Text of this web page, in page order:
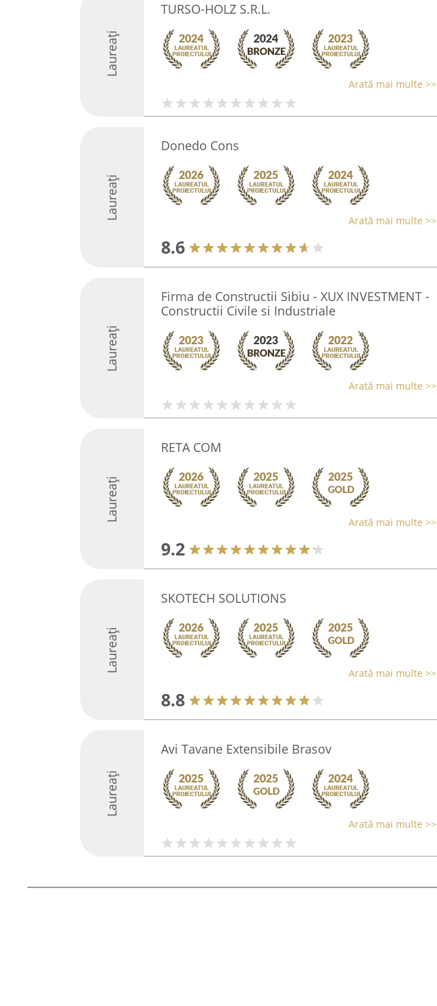
Laureați
TURSO-HOLZ S.R.L.
Arată mai multe >>
Laureați
Donedo Cons
Arată mai multe >>
8.6
Laureați
Firma de Constructii Sibiu - XUX INVESTMENT -
Constructii Civile si Industriale
Arată mai multe >>
Laureați
RETA COM
Arată mai multe >>
9.2
Laureați
SKOTECH SOLUTIONS
Arată mai multe >>
8.8
Laureați
Avi Tavane Extensibile Brasov
Arată mai multe >>